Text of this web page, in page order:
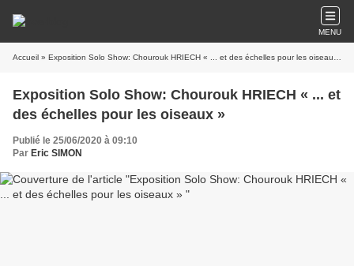
MENU
Accueil » Exposition Solo Show: Chourouk HRIECH « ... et des échelles pour les oiseaux »
Exposition Solo Show: Chourouk HRIECH « ... et
des échelles pour les oiseaux »
Publié le 25/06/2020 à 09:10
Par Eric SIMON